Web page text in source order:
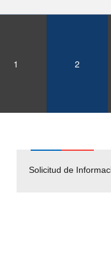
1 2
Solicitud de
Proveedores